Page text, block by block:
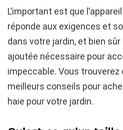
L’important est que
réponde aux exigences et
dans votre jardin, et bien sûr
ajoutée nécessaire pour
impeccable. Vous
meilleurs conseils pour
haie pour votre jardin.